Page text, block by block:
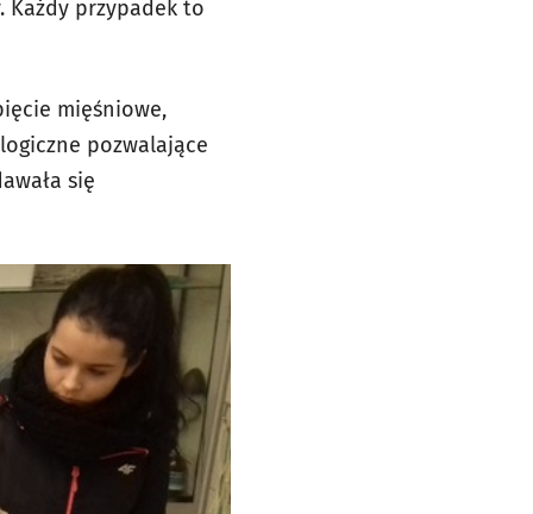
Każdy przypadek to
mięśniowe,
pozwalające
się